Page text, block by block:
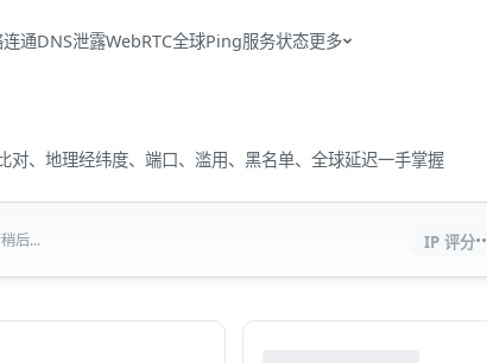
连通DNS泄露WebRTC全球Ping服务状态更多
、地理经纬度、端口、滥用、黑名单、全球延迟一手掌握
后... IP 评分··